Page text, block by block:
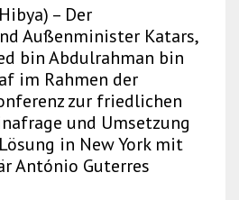
– Der
Außenminister Katars,
bin Abdulrahman bin
im Rahmen der
zur friedlichen
und Umsetzung
in New York mit
António Guterres